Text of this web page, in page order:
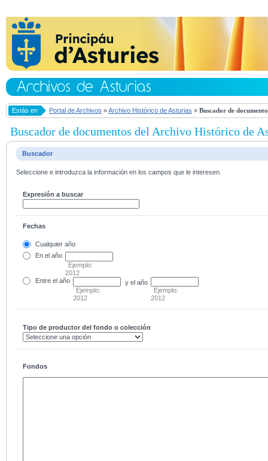
Estás en Portal de Archivos »Archivo Histórico de Asturias » Buscador de
Buscador de documentos del Archivo Histórico de
Buscador
Seleccione e introduzca la información en los campos que le interesen.
Expresión a buscar
Fechas
Cualquier año
En el año
Ejemplo:
2012
Entre el año
Ejemplo:
2012
y el año
Ejemplo:
2012
Tipo de productor del fondo o colección
Fondos